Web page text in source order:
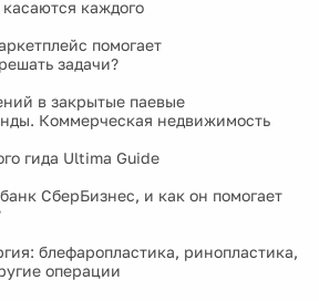
каждого
помогает
задачи?
в закрытые паевые
Коммерческая недвижимость
гида Ultima Guide
СберБизнес, и как он помогает
блефаропластика, ринопластика,
операции